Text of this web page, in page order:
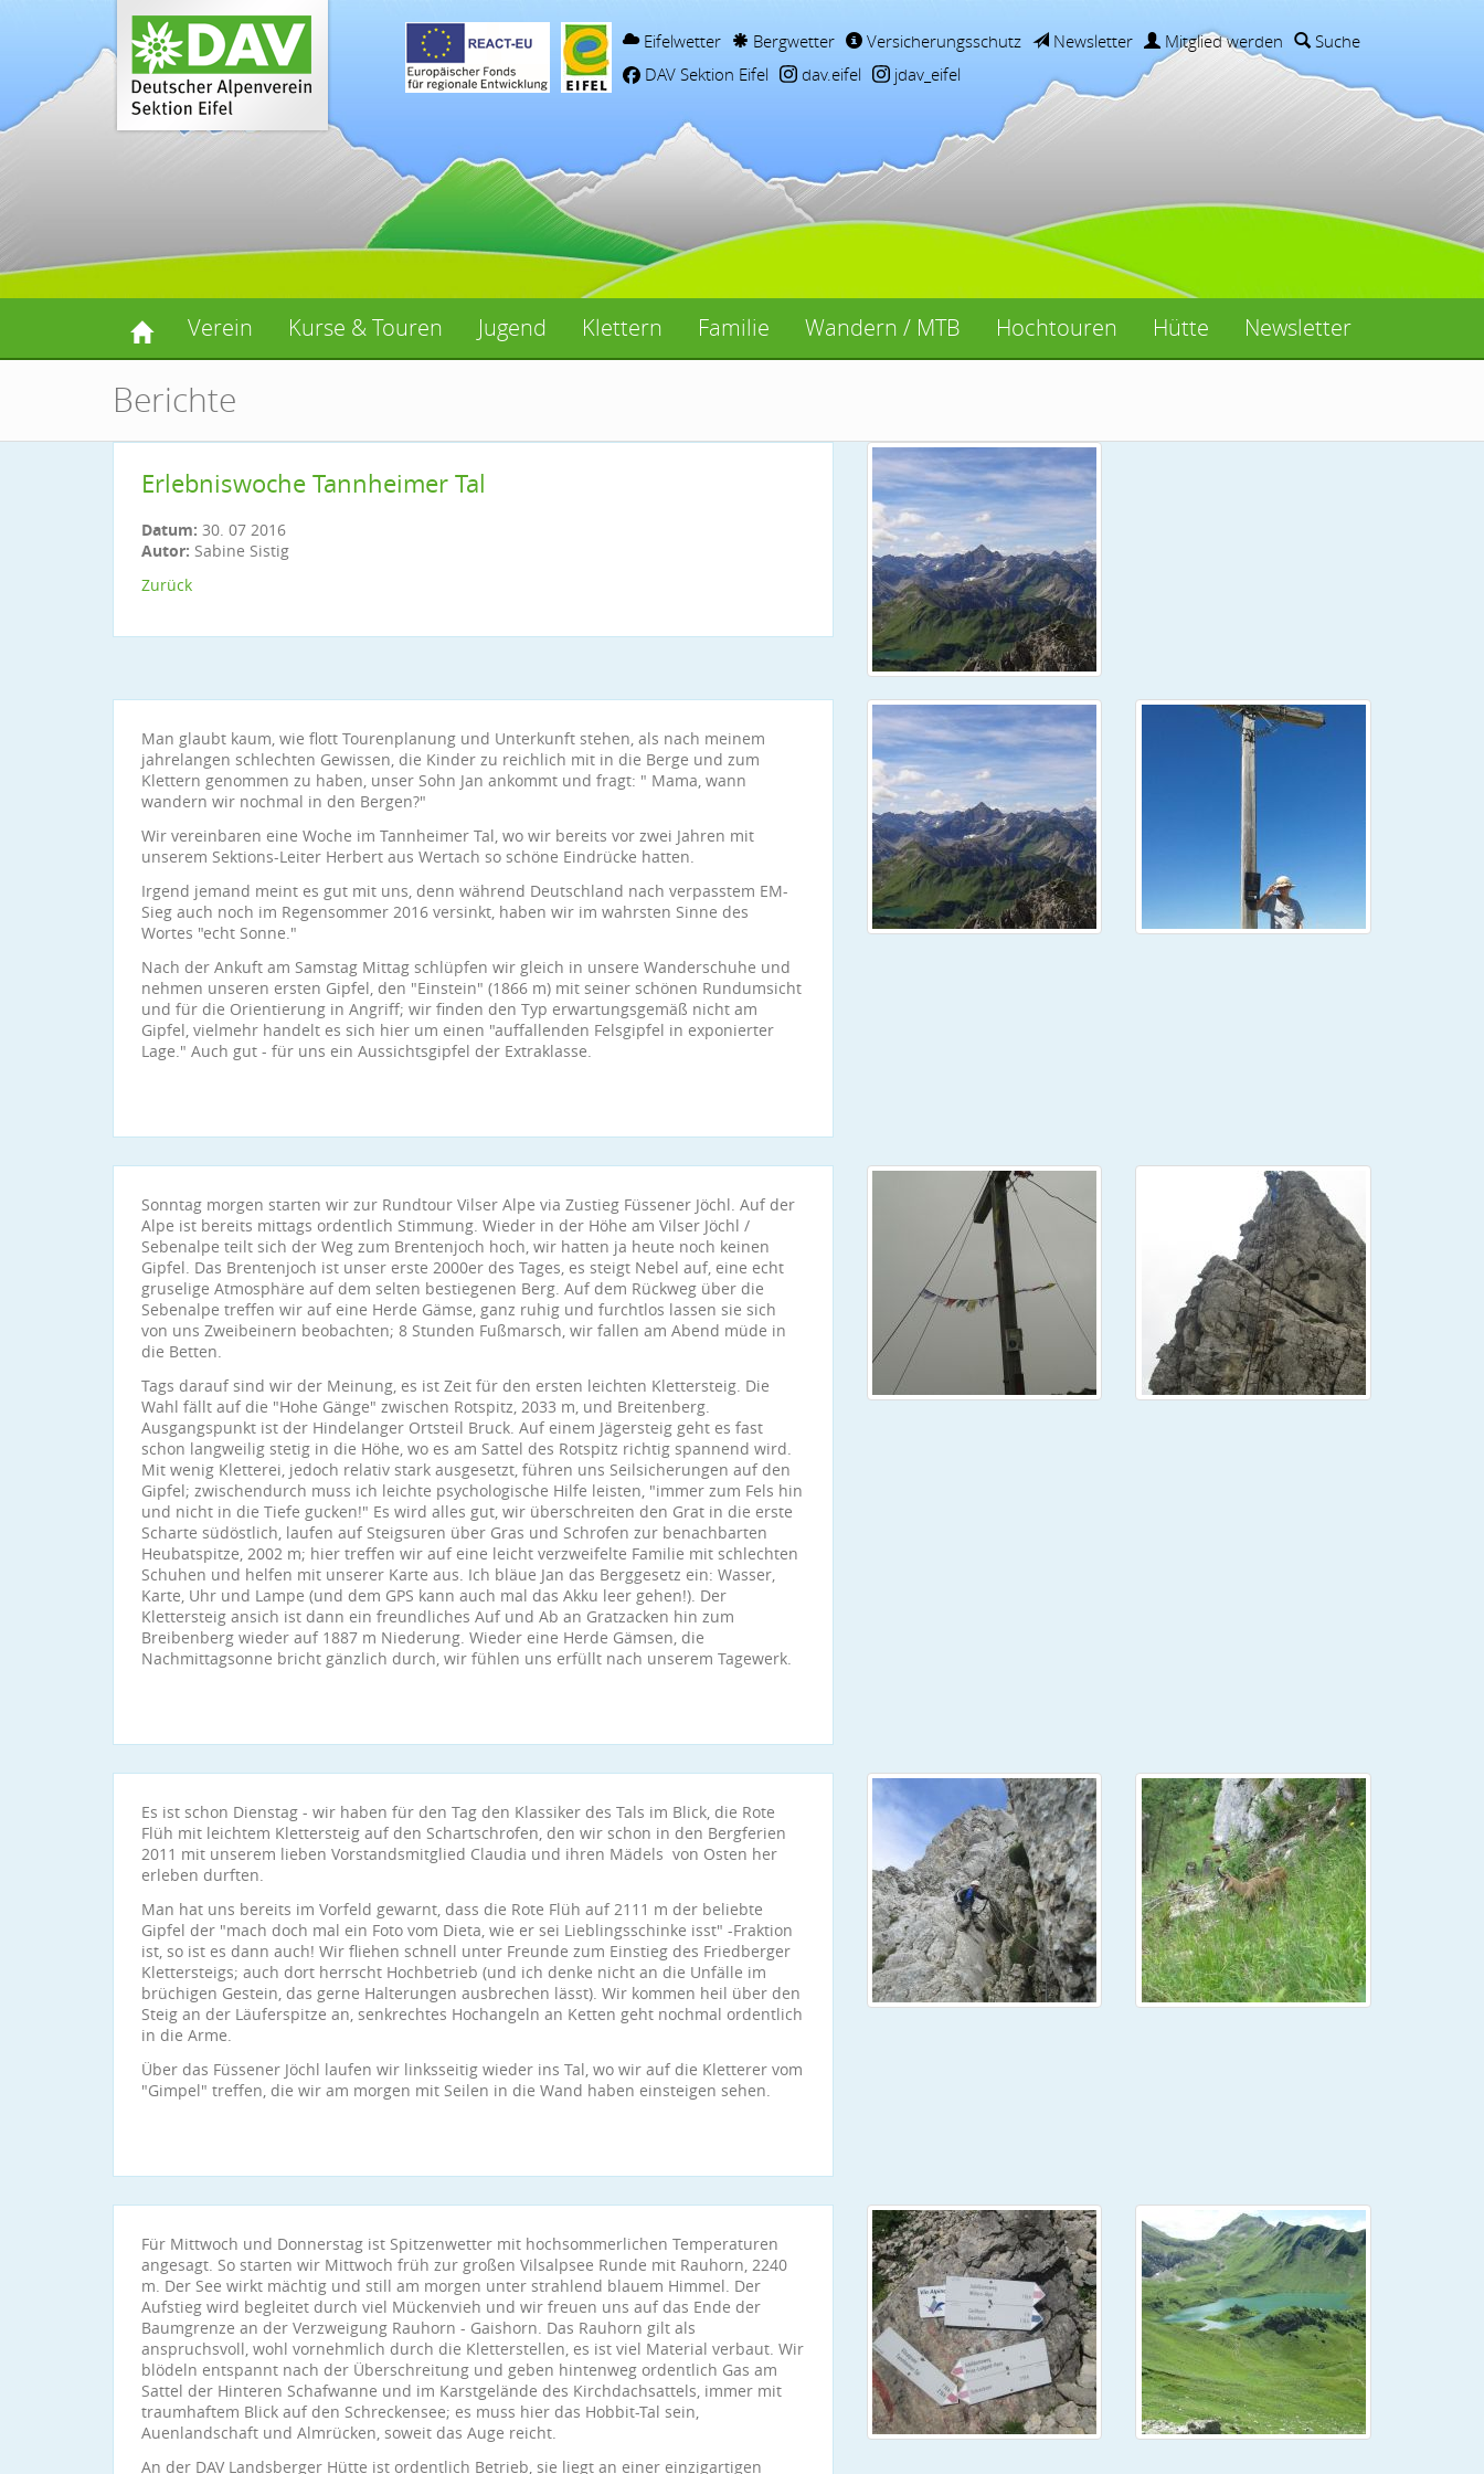
Eifelwetter Bergwetter Versicherungsschutz Newsletter Mitglied werden
Suche
DAV Sektion Eifel
dav.eifel jdav_eifel
Verein Kurse & Touren Jugend Klettern Familie Wandern / MTB Hochtouren Hütte Newsletter
Berichte
Erlebniswoche Tannheimer Tal
Datum: 30. 07 2016
Autor: Sabine Sistig
Zurück
Man glaubt kaum, wie flott Tourenplanung und Unterkunft stehen, als nach meinem
jahrelangen schlechten Gewissen, die Kinder zu reichlich mit in die Berge und zum
Klettern genommen zu haben, unser Sohn Jan ankommt und fragt: " Mama, wann
wandern wir nochmal in den Bergen?"
Wir vereinbaren eine Woche im Tannheimer Tal, wo wir bereits vor zwei Jahren mit
unserem Sektions-Leiter Herbert aus Wertach so schöne Eindrücke hatten.
Irgend jemand meint es gut mit uns, denn während Deutschland nach verpasstem EM-
Sieg auch noch im Regensommer 2016 versinkt, haben wir im wahrsten Sinne des
Wortes "echt Sonne."
Nach der Ankuft am Samstag Mittag schlüpfen wir gleich in unsere Wanderschuhe und
nehmen unseren ersten Gipfel, den "Einstein" (1866 m) mit seiner schönen Rundumsicht
und für die Orientierung in Angriff; wir finden den Typ erwartungsgemäß nicht am
Gipfel, vielmehr handelt es sich hier um einen "auffallenden Felsgipfel in exponierter
Lage." Auch gut - für uns ein Aussichtsgipfel der Extraklasse.
Sonntag morgen starten wir zur Rundtour Vilser Alpe via Zustieg Füssener Jöchl. Auf der
Alpe ist bereits mittags ordentlich Stimmung. Wieder in der Höhe am Vilser Jöchl /
Sebenalpe teilt sich der Weg zum Brentenjoch hoch, wir hatten ja heute noch keinen
Gipfel. Das Brentenjoch ist unser erste 2000er des Tages, es steigt Nebel auf, eine echt
gruselige Atmosphäre auf dem selten bestiegenen Berg. Auf dem Rückweg über die
Sebenalpe treffen wir auf eine Herde Gämse, ganz ruhig und furchtlos lassen sie sich
von uns Zweibeinern beobachten; 8 Stunden Fußmarsch, wir fallen am Abend müde in
die Betten.
Tags darauf sind wir der Meinung, es ist Zeit für den ersten leichten Klettersteig. Die
Wahl fällt auf die "Hohe Gänge" zwischen Rotspitz, 2033 m, und Breitenberg.
Ausgangspunkt ist der Hindelanger Ortsteil Bruck. Auf einem Jägersteig geht es fast
schon langweilig stetig in die Höhe, wo es am Sattel des Rotspitz richtig spannend wird.
Mit wenig Kletterei, jedoch relativ stark ausgesetzt, führen uns Seilsicherungen auf den
Gipfel; zwischendurch muss ich leichte psychologische Hilfe leisten, "immer zum Fels hin
und nicht in die Tiefe gucken!" Es wird alles gut, wir überschreiten den Grat in die erste
Scharte südöstlich, laufen auf Steigsuren über Gras und Schrofen zur benachbarten
Heubatspitze, 2002 m; hier treffen wir auf eine leicht verzweifelte Familie mit schlechten
Schuhen und helfen mit unserer Karte aus. Ich bläue Jan das Berggesetz ein: Wasser,
Karte, Uhr und Lampe (und dem GPS kann auch mal das Akku leer gehen!). Der
Klettersteig ansich ist dann ein freundliches Auf und Ab an Gratzacken hin zum
Breibenberg wieder auf 1887 m Niederung. Wieder eine Herde Gämsen, die
Nachmittagsonne bricht gänzlich durch, wir fühlen uns erfüllt nach unserem Tagewerk.
Es ist schon Dienstag - wir haben für den Tag den Klassiker des Tals im Blick, die Rote
Flüh mit leichtem Klettersteig auf den Schartschrofen, den wir schon in den Bergferien
2011 mit unserem lieben Vorstandsmitglied Claudia und ihren Mädels von Osten her
erleben durften.
Man hat uns bereits im Vorfeld gewarnt, dass die Rote Flüh auf 2111 m der beliebte
Gipfel der "mach doch mal ein Foto vom Dieta, wie er sei Lieblingsschinke isst" -Fraktion
ist, so ist es dann auch! Wir fliehen schnell unter Freunde zum Einstieg des Friedberger
Klettersteigs; auch dort herrscht Hochbetrieb (und ich denke nicht an die Unfälle im
brüchigen Gestein, das gerne Halterungen ausbrechen lässt). Wir kommen heil über den
Steig an der Läuferspitze an, senkrechtes Hochangeln an Ketten geht nochmal ordentlich
in die Arme.
Über das Füssener Jöchl laufen wir linksseitig wieder ins Tal, wo wir auf die Kletterer vom
"Gimpel" treffen, die wir am morgen mit Seilen in die Wand haben einsteigen sehen.
Für Mittwoch und Donnerstag ist Spitzenwetter mit hochsommerlichen Temperaturen
angesagt. So starten wir Mittwoch früh zur großen Vilsalpsee Runde mit Rauhorn, 2240
m. Der See wirkt mächtig und still am morgen unter strahlend blauem Himmel. Der
Aufstieg wird begleitet durch viel Mückenvieh und wir freuen uns auf das Ende der
Baumgrenze an der Verzweigung Rauhorn - Gaishorn. Das Rauhorn gilt als
anspruchsvoll, wohl vornehmlich durch die Kletterstellen, es ist viel Material verbaut. Wir
blödeln entspannt nach der Überschreitung und geben hintenweg ordentlich Gas am
Sattel der Hinteren Schafwanne und im Karstgelände des Kirchdachsattels, immer mit
traumhaftem Blick auf den Schreckensee; es muss hier das Hobbit-Tal sein,
Auenlandschaft und Almrücken, soweit das Auge reicht.
An der DAV Landsberger Hütte ist ordentlich Betrieb, sie liegt an einer einzigartigen